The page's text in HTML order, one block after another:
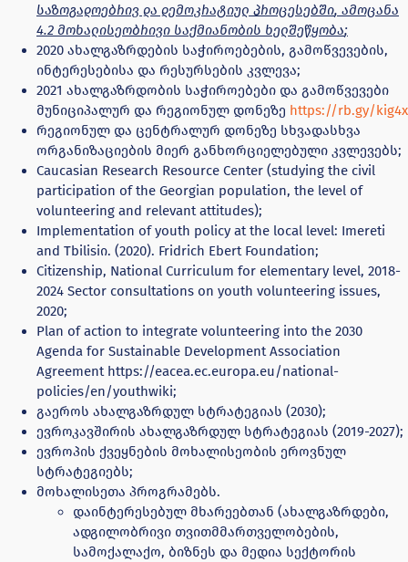
საზოგადოებრივ და დემოკრატიულ პროცესებში, ამოცანა
4.2 მოხალისეობრივი საქმიანობის ხელშეწყობა;
2020 ახალგაზრდების საჭიროებების, გამოწვევების,
ინტერესებისა და რესურსების კვლევა;
2021 ახალგაზრდობის საჭიროებები და გამოწვევები
მუნიციპალურ და რეგიონულ დონეზე https://rb.gy/kig4x
რეგიონულ და ცენტრალურ დონეზე სხვადასხვა
ორგანიზაციების მიერ განხორციელებული კვლევებს;
Caucasian Research Resource Center (studying the civil
participation of the Georgian population, the level of
volunteering and relevant attitudes);
Implementation of youth policy at the local level: Imereti
and Tbilisiი. (2020). Fridrich Ebert Foundation;
Citizenship, National Curriculum for elementary level, 2018-
2024 Sector consultations on youth volunteering issues,
2020;
Plan of action to integrate volunteering into the 2030
Agenda for Sustainable Development Association
Agreement https://eacea.ec.europa.eu/national-
policies/en/youthwiki;
გაეროს ახალგაზრდულ სტრატეგიას (2030);
ევროკავშირის ახალგაზრდულ სტრატეგიას (2019-2027);
ევროპის ქვეყნების მოხალისეობის ეროვნულ
სტრატეგიებს;
მოხალისეთა პროგრამებს.
დაინტერესებულ მხარეებთან (ახალგაზრდები,
ადგილობრივი თვითმმართველობების,
სამოქალაქო, ბიზნეს და მედია სექტორის